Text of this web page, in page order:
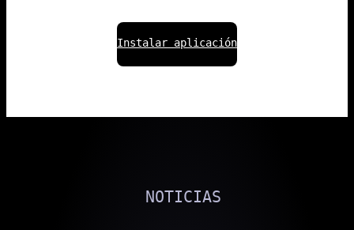
Instalar aplicación
NOTICIAS